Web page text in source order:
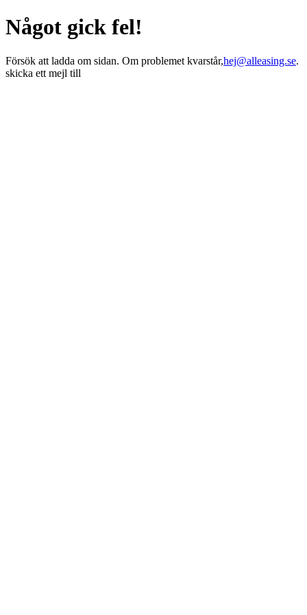
Något gick fel!
Försök att ladda om sidan. Om problemet kvarstår,hej@alleasing.se.
skicka ett mejl till